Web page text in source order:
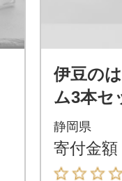
伊豆の
ム3本セ
静岡県
寄付金額